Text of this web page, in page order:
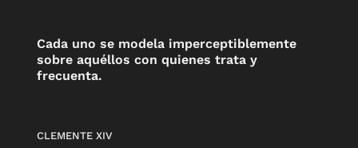
Cada uno se modela imperceptiblemente
sobre aquéllos con quienes trata y
frecuenta.
CLEMENTE XIV